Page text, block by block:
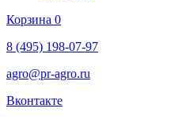
Корзина 0
8 (495) 198-07-97
agro@pr-agro.ru
Вконтакте